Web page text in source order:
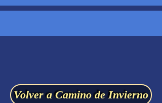
Volver a Camino de Invierno